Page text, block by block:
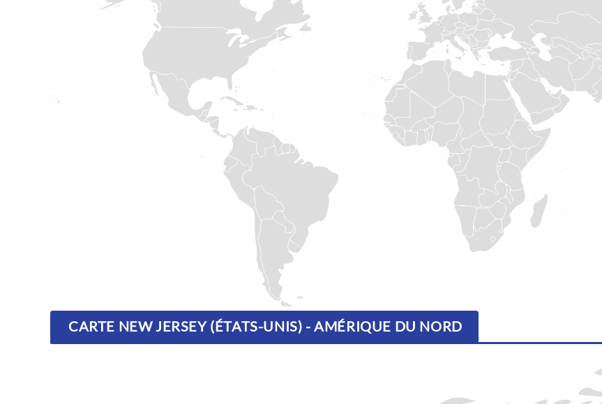
CARTE NEW JERSEY (ÉTATS-UNIS) - AMÉRIQUE DU NORD